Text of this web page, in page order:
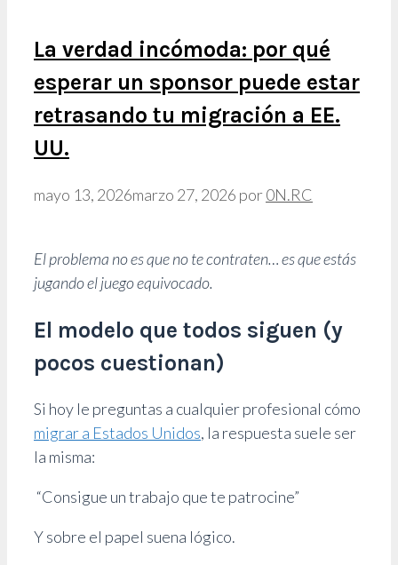
La verdad incómoda: por qué
esperar un sponsor puede estar
retrasando tu migración a EE.
UU.
mayo 13, 2026marzo 27, 2026 por0N.RC
El problema no es que no te contraten… es que estás
jugando el juego equivocado.
El modelo que todos siguen (y
pocos cuestionan)
Si hoy le preguntas a cualquier profesional cómo
migrar a Estados Unidos, la respuesta suele ser
la misma:
“Consigue un trabajo que te patrocine”
Y sobre el papel suena lógico.